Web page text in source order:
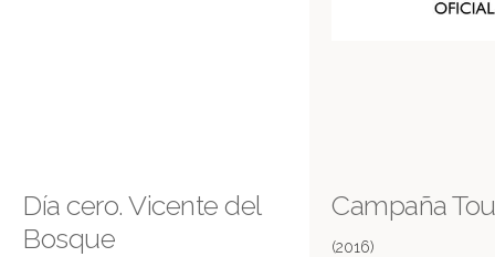
Día cero. Vicente del
Bosque
Campaña
(2016)